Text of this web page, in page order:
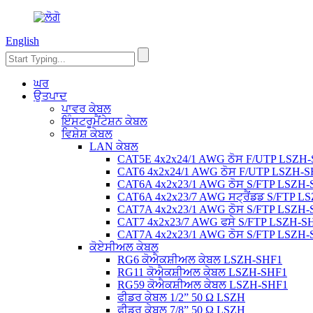
English
ਘਰ
ਉਤਪਾਦ
ਪਾਵਰ ਕੇਬਲ
ਇੰਸਟਰੂਮੈਂਟੇਸ਼ਨ ਕੇਬਲ
ਵਿਸ਼ੇਸ਼ ਕੇਬਲ
LAN ਕੇਬਲ
CAT5E 4x2x24/1 AWG ਠੋਸ F/UTP LSZH-
CAT6 4x2x24/1 AWG ਠੋਸ F/UTP LSZH-
CAT6A 4x2x23/1 AWG ਠੋਸ S/FTP LSZH-
CAT6A 4x2x23/7 AWG ਸਟ੍ਰੈਂਡਡ S/FTP
CAT7A 4x2x23/1 AWG ਠੋਸ S/FTP LSZH-
CAT7 4x2x23/7 AWG ਫਸੇ S/FTP LSZH-
CAT7A 4x2x23/1 AWG ਠੋਸ S/FTP LSZH-
ਕੋਏਸੀਅਲ ਕੇਬਲ
RG6 ਕੋਐਕਸ਼ੀਅਲ ਕੇਬਲ LSZH-SHF1
RG11 ਕੋਐਕਸ਼ੀਅਲ ਕੇਬਲ LSZH-SHF1
RG59 ਕੋਐਕਸ਼ੀਅਲ ਕੇਬਲ LSZH-SHF1
ਫੀਡਰ ਕੇਬਲ 1/2” 50 Ω LSZH
ਫੀਡਰ ਕੇਬਲ 7/8” 50 Ω LSZH